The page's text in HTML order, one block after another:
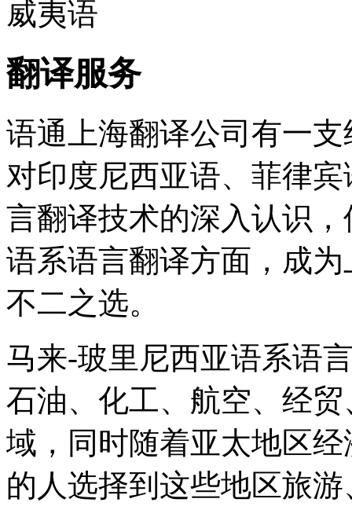
威夷语
翻译服务
语通上海翻译公司有一
对印度尼西亚语、菲律
言翻译技术的深入认识
语系语言翻译方面，成
不二之选。
马来-玻里尼西亚语系语
石油、化工、航空、经
域，同时随着亚太地区
的人选择到这些地区旅